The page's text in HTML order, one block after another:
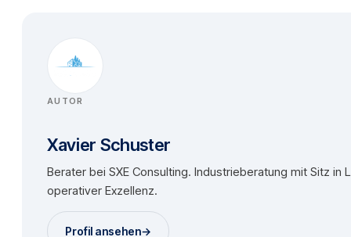
AUTOR
Xavier Schuster
Berater bei SXE Consulting. Industrieberatung mit Sitz in
operativer Exzellenz.
Profil ansehen→